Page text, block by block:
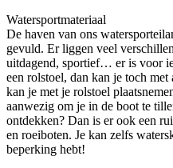
Watersportmateriaal
De haven van ons
gevuld. Er liggen veel
uitdagend, sportief… er is voor
een rolstoel, dan kan je toch
kan je met je rolstoel
aanwezig om je in de boot te
ontdekken? Dan is er ook een
en roeiboten. Je kan zelfs
beperking hebt!